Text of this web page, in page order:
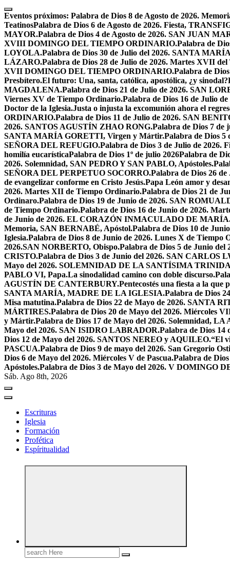
Eventos próximos: Palabra de Dios 8 de Agosto de 2026.
TeatinosPalabra de Dios 6 de Agosto de 2026. Fiesta,
MAYOR.Palabra de Dios 4 de Agosto de 2026. SAN JUAN
XVIII DOMINGO DEL TIEMPO ORDINARIO.Palabra de
LOYOLA.Palabra de Dios 30 de Julio del 2026. SANTA
LÁZARO.Palabra de Dios 28 de Julio de 2026. Martes XVII
XVII DOMINGO DEL TIEMPO ORDINARIO.Palabra de
Presbítero.El futuro: Una, santa, católica, apostólica, ¿y sinodal?
MAGDALENA.Palabra de Dios 21 de Julio de 2026. SAN
Viernes XV de Tiempo Ordinario.Palabra de Dios 16 de Julio
Doctor de la Iglesia.Justa o injusta la excomunión ahora el
ORDINARIO.Palabra de Dios 11 de Julio de 2026. SAN
2026. SANTOS AGUSTÍN ZHAO RONG.Palabra de Dios 7 de
SANTA MARÍA GORETTI, Virgen y Mártir.Palabra de Dios
SEÑORA DEL REFUGIO.Palabra de Dios 3 de Julio de 2026.
homilía eucarísticaPalabra de Dios 1º de julio 2026Palabra de
2026. Solemnidad, SAN PEDRO Y SAN PABLO, Apóstoles.
SEÑORA DEL PERPETUO SOCORRO.Palabra de Dios 26
de evangelizar conforme en Cristo Jesús.Papa León amor y
2026. Martes XII de Tiempo Ordinario.Palabra de Dios 21 de
Ordinaro.Palabra de Dios 19 de Junio de 2026. SAN
de Tiempo Ordinario.Palabra de Dios 16 de Junio de 2026.
de Junio de 2026. EL CORAZÓN INMACULADO DE
Memoria, SAN BERNABÉ, Apóstol.Palabra de Dios 10 de
Iglesia.Palabra de Dios 8 de Junio de 2026. Lunes X de Tiempo
2026.SAN NORBERTO, Obispo.Palabra de Dios 5 de Junio
CRISTO.Palabra de Dios 3 de Junio del 2026. SAN CARLOS
Mayo del 2026. SOLEMNIDAD DE LA SANTÍSIMA
PABLO VI, Papa.La sinodalidad camino con doble discurso.
AGUSTÍN DE CANTERBURY.Pentecostés una fiesta a la que
SANTA MARÍA, MADRE DE LA IGLESIA.Palabra de Dios
Misa matutina.Palabra de Dios 22 de Mayo de 2026. SANTA
MÁRTIRES.Palabra de Dios 20 de Mayo del 2026. Miércoles
y Mártir.Palabra de Dios 17 de Mayo del 2026. Solemnidad,
Mayo del 2026. SAN ISIDRO LABRADOR.Palabra de Dios 14
Dios 12 de Mayo del 2026. SANTOS NEREO y AQUILEO.“El
PASCUA.Palabra de Dios 9 de mayo del 2026. San Gregorio
Dios 6 de Mayo del 2026. Miércoles V de Pascua.Palabra de
Apóstoles.Palabra de Dios 3 de Mayo del 2026. V DOMINGO
Sáb. Ago 8th, 2026
Escrituras
Iglesia
Formación
Profética
Espíritualidad
Search
for: